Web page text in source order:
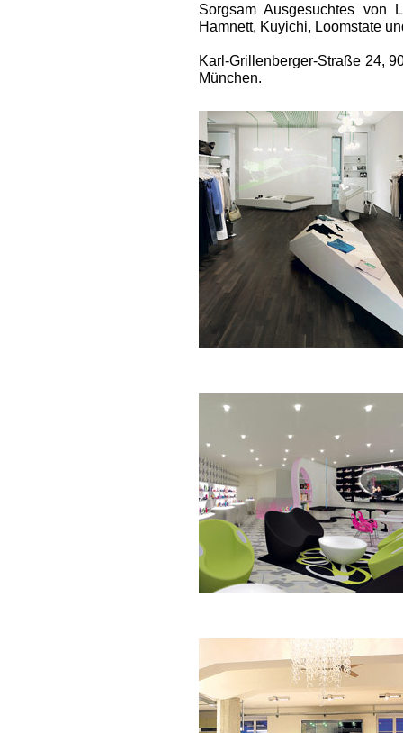
Sorgsam Ausgesuchtes von
Hamnett, Kuyichi, Loomstate
Karl-Grillenberger-Straße 24,
München.